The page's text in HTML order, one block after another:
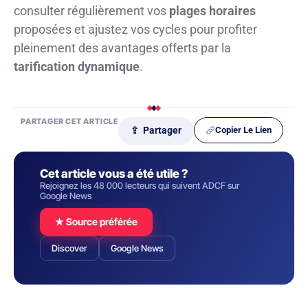
consulter régulièrement vos plages horaires
proposées et ajustez vos cycles pour profiter
pleinement des avantages offerts par la
tarification dynamique.
PARTAGER CET ARTICLE
⇪ Partager Copier Le Lien
Cet article vous a été utile ?
Rejoignez les 48 000 lecteurs qui suivent ADCF sur
Google News
★ Source préférée
Discover Google News